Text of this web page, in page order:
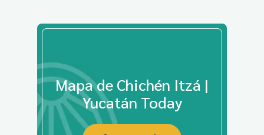
Mapa de Chichén Itzá |
Yucatán Today